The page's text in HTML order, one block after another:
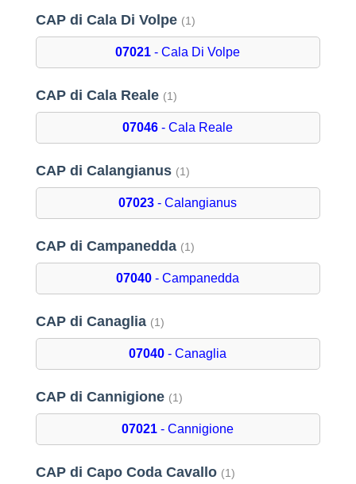
CAP di Cala Di Volpe (1)
07021 - Cala Di Volpe
CAP di Cala Reale (1)
07046 - Cala Reale
CAP di Calangianus (1)
07023 - Calangianus
CAP di Campanedda (1)
07040 - Campanedda
CAP di Canaglia (1)
07040 - Canaglia
CAP di Cannigione (1)
07021 - Cannigione
CAP di Capo Coda Cavallo (1)